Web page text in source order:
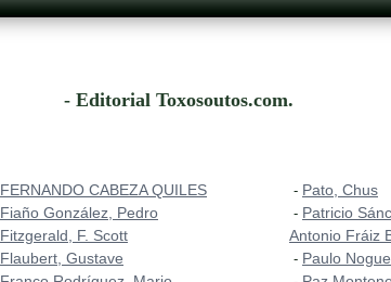
- Editorial Toxosoutos.com.
FERNANDO CABEZA QUILES
Fiaño González, Pedro
Fitzgerald, F. Scott
Flaubert, Gustave
- Pato, Chus
- Patricio
Antonio Fráiz
- Paulo